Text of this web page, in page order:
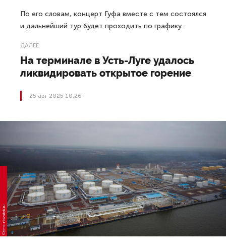
По его словам, концерт Гуфа вместе с тем состоялся
и дальнейший тур будет проходить по графику.
ДАЛЕЕ
На терминале в Усть-Луге удалось
ликвидировать открытое горение
25 авг 2025 10:26
Фото: novatek.ru